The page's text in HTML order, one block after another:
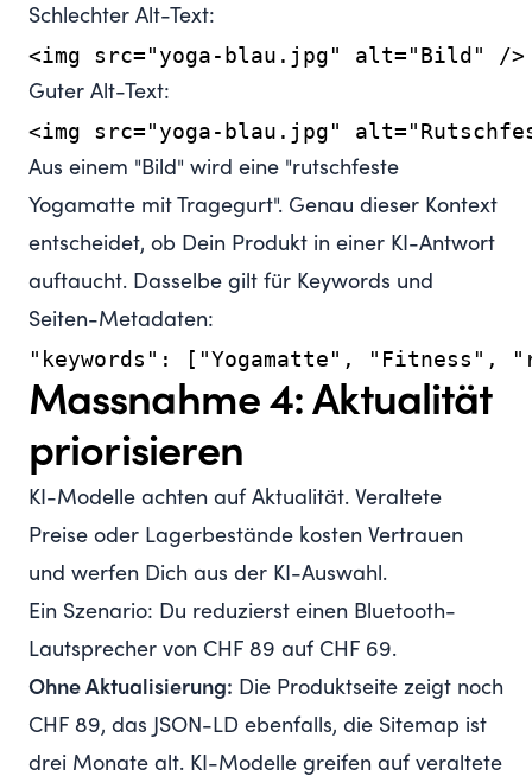
Schlechter Alt-Text:
Guter Alt-Text:
Aus einem "Bild" wird eine "rutschfeste
Yogamatte mit Tragegurt". Genau dieser Kontext
entscheidet, ob Dein Produkt in einer KI-Antwort
auftaucht. Dasselbe gilt für Keywords und
Seiten-Metadaten:
Massnahme 4: Aktualität
priorisieren
KI-Modelle achten auf Aktualität. Veraltete
Preise oder Lagerbestände kosten Vertrauen
und werfen Dich aus der KI-Auswahl.
Ein Szenario: Du reduzierst einen Bluetooth-
Lautsprecher von CHF 89 auf CHF 69.
Ohne Aktualisierung: Die Produktseite zeigt noch
CHF 89, das JSON-LD ebenfalls, die Sitemap ist
drei Monate alt. KI-Modelle greifen auf veraltete